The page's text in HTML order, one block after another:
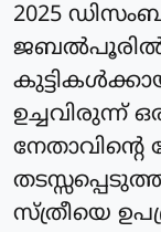
2025
ഉച്ചവിരുന്ന്
സ്ത്രീയെ